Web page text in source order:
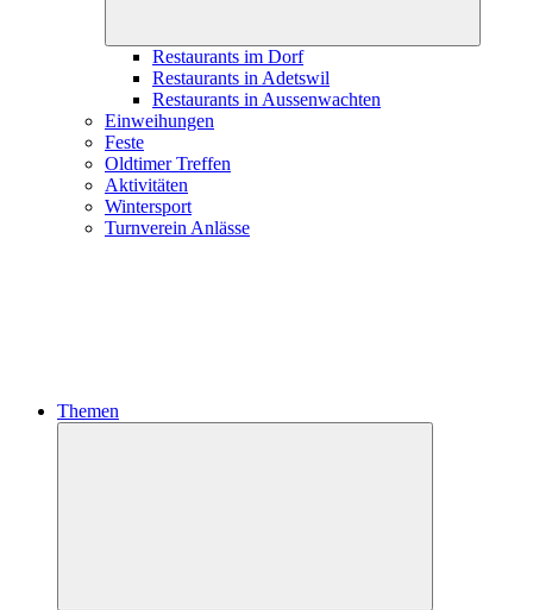
Restaurants im Dorf
Restaurants in Adetswil
Restaurants in Aussenwachten
Einweihungen
Feste
Oldtimer Treffen
Aktivitäten
Wintersport
Turnverein Anlässe
Themen